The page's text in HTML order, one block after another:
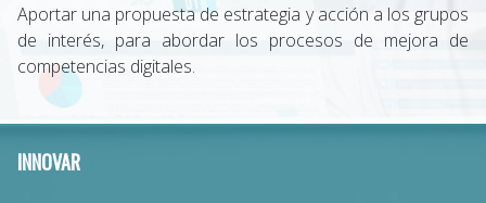
Aportar una propuesta de estrategia y acción a los grupos
de interés, para abordar los procesos de mejora de
competencias digitales.
INNOVAR